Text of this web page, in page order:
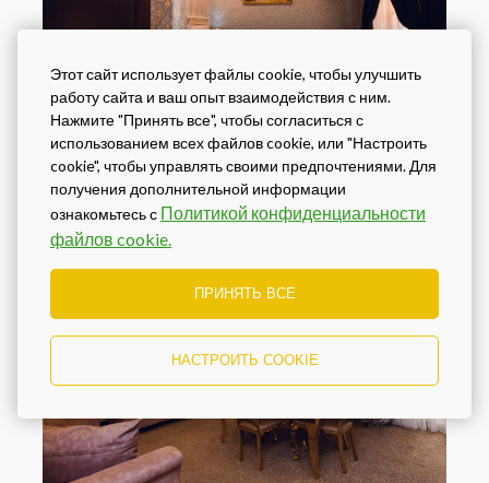
Этот сайт использует файлы cookie, чтобы улучшить
работу сайта и ваш опыт взаимодействия с ним.
Нажмите "Принять все", чтобы согласиться с
использованием всех файлов cookie, или "Настроить
cookie", чтобы управлять своими предпочтениями. Для
получения дополнительной информации
ознакомьтесь с Политикой конфиденциальности
файлов cookie.
ПРИНЯТЬ ВСЕ
НАСТРОИТЬ COOKIE